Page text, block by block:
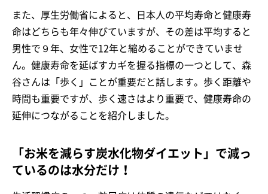
また、厚生労働省によると、日本人の平均寿命と健康寿
命はどちらも年々伸びていますが、その差は平均すると
男性で９年、女性で12年と縮めることができていませ
ん。健康寿命を延ばすカギを握る指標の一つとして、森
谷さんは「歩く」ことが重要だと話します。歩く距離や
時間も重要ですが、歩く速さはより重要で、健康寿命の
延伸につながることを紹介しました。
「お米を減らす炭水化物ダイエット」で減っ
ているのは水分だけ！